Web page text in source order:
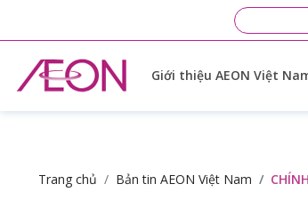
Giới thiệu AEON Việt
Trang chủ Bản tin AEON Việt Nam